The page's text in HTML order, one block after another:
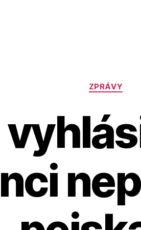
Rubriky
ZPRÁVY
u